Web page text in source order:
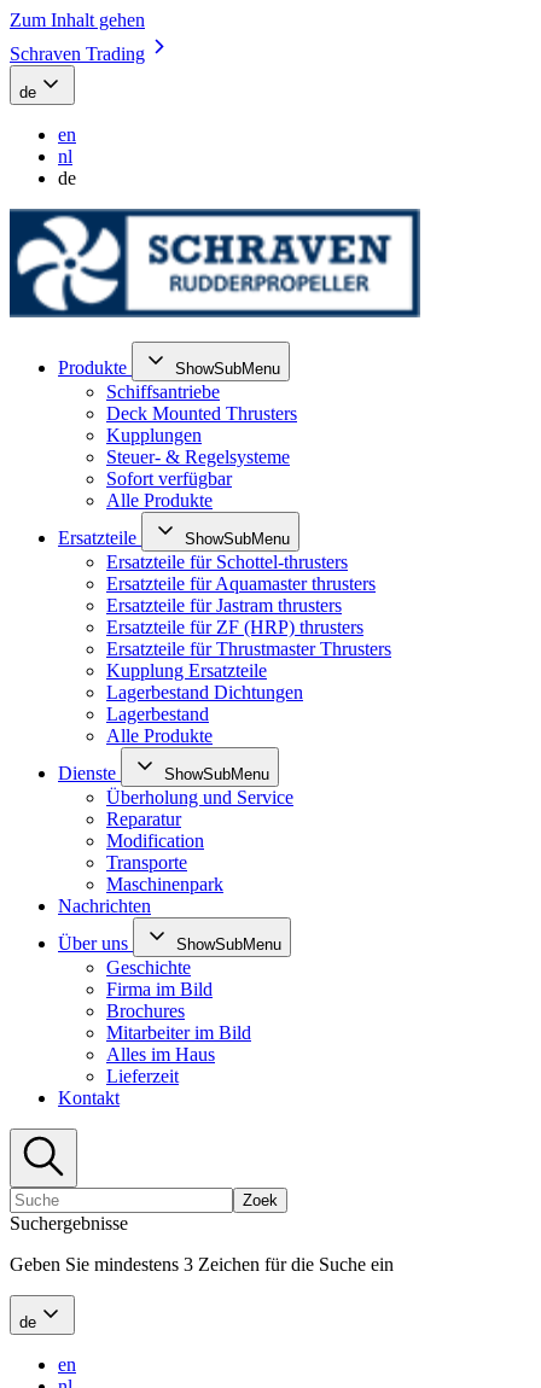
Zum Inhalt gehen
Schraven Trading
de
en
nl
de
Produkte ShowSubMenu
Schiffsantriebe
Deck Mounted Thrusters
Kupplungen
Steuer- & Regelsysteme
Sofort verfügbar
Alle Produkte
Ersatzteile
ShowSubMenu
Ersatzteile für Schottel-thrusters
Ersatzteile für Aquamaster thrusters
Ersatzteile für Jastram thrusters
Ersatzteile für ZF (HRP) thrusters
Ersatzteile für Thrustmaster Thrusters
Kupplung Ersatzteile
Lagerbestand Dichtungen
Lagerbestand
Alle Produkte
Dienste
ShowSubMenu
Überholung und Service
Reparatur
Modification
Transporte
Maschinenpark
Nachrichten
Über uns
ShowSubMenu
Geschichte
Firma im Bild
Brochures
Mitarbeiter im Bild
Alles im Haus
Lieferzeit
Kontakt
Zoek
Suchergebnisse
Geben Sie mindestens 3 Zeichen für die Suche ein
de
en